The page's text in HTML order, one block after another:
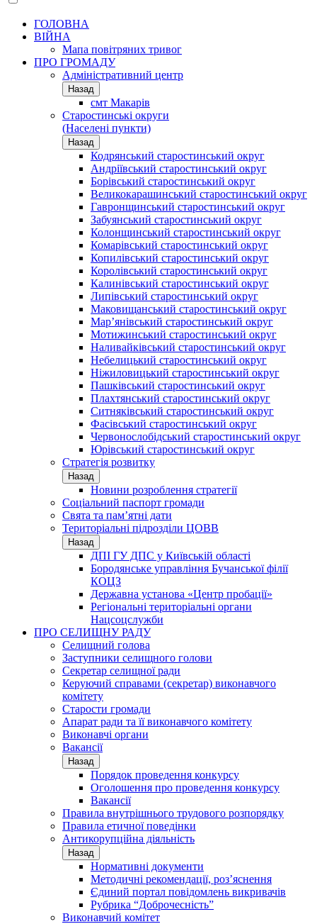
ГОЛОВНА
ВІЙНА
Мапа повітряних тривог
ПРО ГРОМАДУ
Aдміністративний центр
Назад
смт Макарів
Старостинські округи
(Населені пункти)
Назад
Кодрянський старостинський округ
Андріївський старостинський округ
Борівський старостинський округ
Великокарашинський старостинський округ
Гавронщинський старостинський округ
Забуянський старостинський округ
Колонщинський старостинський округ
Комарівський старостинський округ
Копилівський старостинський округ
Королівський старостинський округ
Калинівський старостинський округ
Липівський старостинський округ
Маковищанський старостинський округ
Мар’янівський старостинський округ
Мотижинський старостинський округ
Наливайківський старостинський округ
Небелицький старостинський округ
Ніжиловицький старостинський округ
Пашківський старостинський округ
Плахтянський старостинський округ
Ситняківський старостинський округ
Фасівський старостинський округ
Червонослобідський старостинський округ
Юрівський старостинський округ
Стратегія розвитку
Назад
Новини розроблення стратегії
Соціальний паспорт громади
Свята та пам’ятні дати
Територіальні підрозділи ЦОВВ
Назад
ДПІ ГУ ДПС у Київській області
Бородянське управління Бучанської філії
КОЦЗ
Державна установа «Центр пробації»
Регіональні територіальні органи
Нацсоцслужби
ПРО СЕЛИЩНУ РАДУ
Селищний голова
Заступники селищного голови
Секретар селищної ради
Керуючий справами (секретар) виконавчого
комітету
Старости громади
Апарат ради та її виконавчого комітету
Виконавчі органи
Вакансії
Назад
Порядок проведення конкурсу
Оголошення про проведення конкурсу
Вакансії
Правила внутрішнього трудового розпорядку
Правила етичної поведінки
Антикорупційна діяльність
Назад
Нормативні документи
Методичні рекомендації, роз’яснення
Єдиний портал повідомлень викривачів
Рубрика “Доброчесність”
Виконавчий комітет